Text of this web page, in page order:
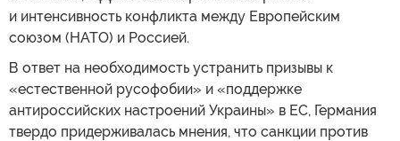
и интенсивность конфликта между Европейским
союзом (НАТО) и Россией.
В ответ на необходимость устранить призывы к
«естественной русофобии» и «поддержке
антироссийских настроений Украины» в ЕС, Германия
твердо придерживалась мнения, что санкции против